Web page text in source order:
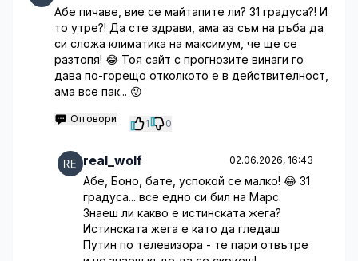
Абе пичаве, вие се майтапите ли? 31 градуса?! И
то утре?! Да сте здрави, ама аз съм на ръба да
си сложа климатика на максимум, че ще се
разтопя! 😂 Тоя сайт с прогнозите винаги го
дава по-горещо отколкото е в действителност,
ама все пак... 😜
Отговори 1 0
real_wolf 02.06.2026, 16:43
Абе, Боно, бате, успокой се малко! 😂 31
градуса... все едно си бил на Марс.
Знаеш ли какво е истинската жега?
Истинската жега е като да гледаш
Путин по телевизора - те пари отвътре